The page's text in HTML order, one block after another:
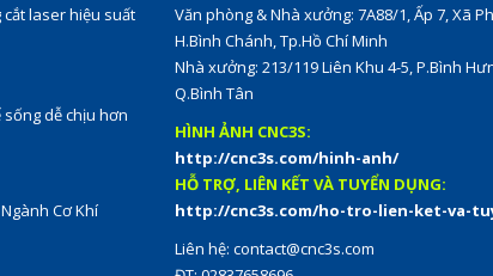
cắt laser hiệu suất
dễ chịu hơn
Cơ Khí
Văn phòng & Nhà xưởng: 7A88/1, Ấp 7, Xã
H.Bình Chánh, Tp.Hồ Chí Minh
Nhà xưởng: 213/119 Liên Khu 4-5, P.Bình
Q.Bình Tân
HÌNH ẢNH CNC3S:
http://cnc3s.com/hinh-anh/
HỖ TRỢ, LIÊN KẾT VÀ TUYỂN DỤNG:
http://cnc3s.com/ho-tro-lien-ket-va-
Liên hệ: contact@cnc3s.com